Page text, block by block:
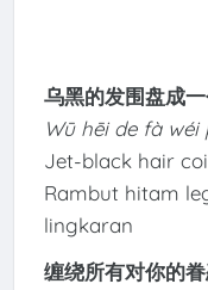
乌黑的发围盘成
Wū hēi de fà
Jet-black hair
Rambut hitam
lingkaran
缠绕所有对你的